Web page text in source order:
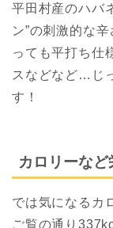
平田村産のハバ
ン”の刺激的な
っても平打ち仕
スなどなど…じ
す！
カロリーな
では気になるカ
ご覧の通り